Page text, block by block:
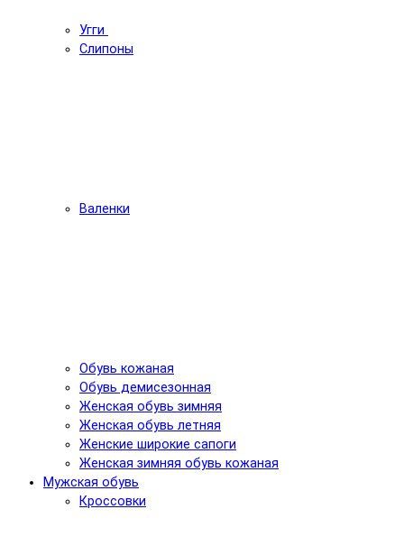
Угги
Слипоны
Валенки
Обувь кожаная
Обувь демисезонная
Женская обувь зимняя
Женская обувь летняя
Женские широкие сапоги
Женская зимняя обувь кожаная
Мужская обувь
Кроссовки